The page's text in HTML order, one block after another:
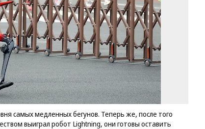
самых медленных бегунов. Теперь же, после того
выиграл робот Lightning, они готовы оставить